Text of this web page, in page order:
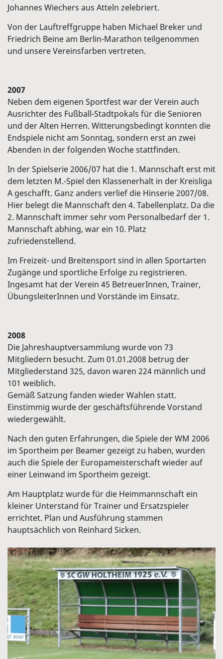
Johannes Wiechers aus Atteln zelebriert.
Von der Lauftreffgruppe haben Michael Breker und
Friedrich Beine am Berlin-Marathon teilgenommen
und unsere Vereinsfarben vertreten.
2007
Neben dem eigenen Sportfest war der Verein auch
Ausrichter des Fußball-Stadtpokals für die Senioren
und der Alten Herren. Witterungsbedingt konnten die
Endspiele nicht am Sonntag, sondern erst an zwei
Abenden in der folgenden Woche stattfinden.
In der Spielserie 2006/07 hat die 1. Mannschaft erst mit
dem letzten M.-Spiel den Klassenerhalt in der Kreisliga
A geschafft. Ganz anders verlief die Hinserie 2007/08.
Hier belegt die Mannschaft den 4. Tabellenplatz. Da die
2. Mannschaft immer sehr vom Personalbedarf der 1.
Mannschaft abhing, war ein 10. Platz
zufriedenstellend.
Im Freizeit- und Breitensport sind in allen Sportarten
Zugänge und sportliche Erfolge zu registrieren.
Ingesamt hat der Verein 45 BetreuerInnen, Trainer,
ÜbungsleiterInnen und Vorstände im Einsatz.
2008
Die Jahreshauptversammlung wurde von 73
Mitgliedern besucht. Zum 01.01.2008 betrug der
Mitgliederstand 325, davon waren 224 männlich und
101 weiblich.
Gemäß Satzung fanden wieder Wahlen statt.
Einstimmig wurde der geschäftsführende Vorstand
wiedergewählt.
Nach den guten Erfahrungen, die Spiele der WM 2006
im Sportheim per Beamer gezeigt zu haben, wurden
auch die Spiele der Europameisterschaft wieder auf
einer Leinwand im Sportheim gezeigt.
Am Hauptplatz wurde für die Heimmannschaft ein
kleiner Unterstand für Trainer und Ersatzspieler
errichtet. Plan und Ausführung stammen
hauptsächlich von Reinhard Sicken.